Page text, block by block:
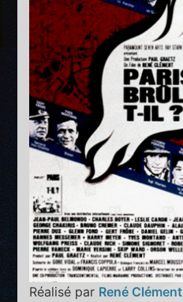
Réalisé par René Clément